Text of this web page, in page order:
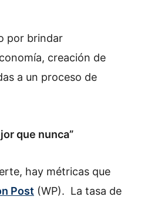
por brindar
creación de
a un proceso de
que nunca”
hay métricas que
Post (WP). La tasa de